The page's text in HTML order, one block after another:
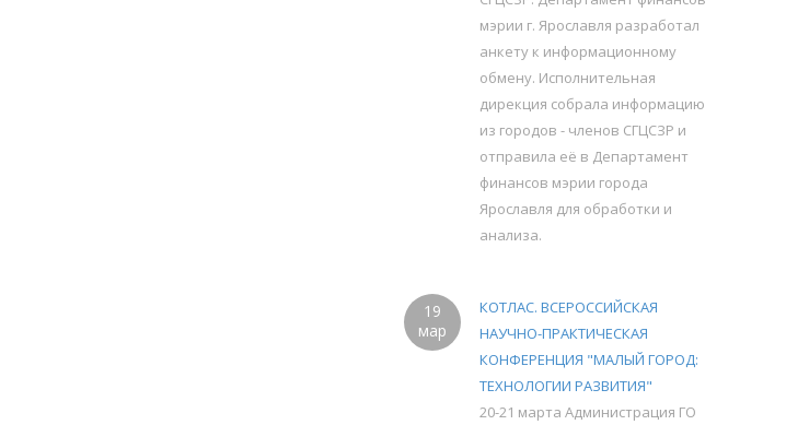
мэрии г. Ярославля разработал
анкету к информационному
обмену. Исполнительная
дирекция собрала информацию
из городов - членов СГЦСЗР и
отправила её в Департамент
финансов мэрии города
Ярославля для обработки и
анализа.
19
мар
КОТЛАС. ВСЕРОССИЙСКАЯ
НАУЧНО-ПРАКТИЧЕСКАЯ
КОНФЕРЕНЦИЯ "МАЛЫЙ ГОРОД:
ТЕХНОЛОГИИ РАЗВИТИЯ"
20-21 марта Администрация ГО